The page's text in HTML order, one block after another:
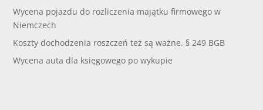
Wycena pojazdu do rozliczenia majątku firmowego w
Niemczech
Koszty dochodzenia roszczeń też są ważne. § 249 BGB
Wycena auta dla księgowego po wykupie